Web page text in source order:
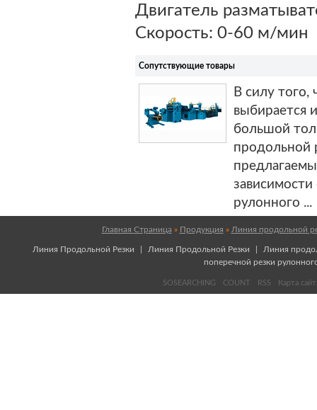
Двигатель
Скорость: 0-60 м/мин
Сопутствующие товары
В силу того,
выбирается
большой
продольной
рулонного ...
Главная Страница » Продукция » Линия продольной
Линия Продольной Резки Линия Продольной Резки
Линия
поперечной резки
SOSEARCHING COUNT RSS Карта